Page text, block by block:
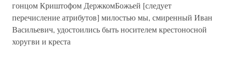
гонцом Криштофом ДержкомБожьей [следует
перечисление атрибутов] милостью мы, смиренный Иван
Васильевич, удостоились быть носителем крестоносной
хоругви и креста